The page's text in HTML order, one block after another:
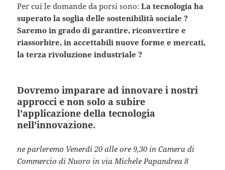
Per cui le domande da porsi sono:La tecnologia ha
superato la soglia delle sostenibilità sociale ?
Saremo in grado di garantire, riconvertire e
riassorbire, in accettabili nuove forme e mercati,
la terza rivoluzione industriale ?
Dovremo imparare ad innovare i nostri
approcci e non solo a subire
l’applicazione della tecnologia
nell’innovazione.
ne parleremo Venerdi 20 alle ore 9,30 in Camera di
Commercio di Nuoro in via Michele Papandrea 8